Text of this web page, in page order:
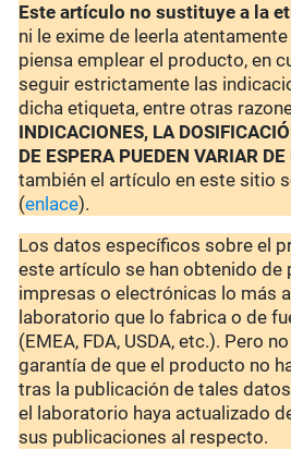
Este artículo no sustituye a la
ni le exime de leerla
piensa emplear el producto, en
seguir estrictamente las
dicha etiqueta, entre otras
INDICACIONES, LA
DE ESPERA PUEDEN VARIAR
también el artículo en este sitio
(enlace).
Los datos específicos sobre el
este artículo se han obtenido de
impresas o electrónicas lo más
laboratorio que lo fabrica o de
(EMEA, FDA, USDA, etc.). Pero
garantía de que el producto no
tras la publicación de tales
el laboratorio haya actualizado
sus publicaciones al respecto.